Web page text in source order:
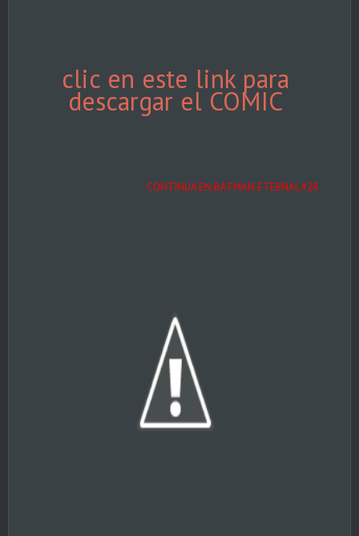
clic en este link para
descargar el COMIC
CONTINUA EN BATMAN ETERNAL #28